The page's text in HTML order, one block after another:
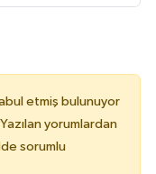
etmiş bulunuyor
yorumlardan
sorumlu